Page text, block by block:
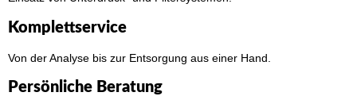
Komplettservice
Von der Analyse bis zur Entsorgung aus einer Hand.
Persönliche Beratung